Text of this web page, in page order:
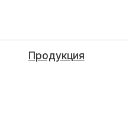
Продукция